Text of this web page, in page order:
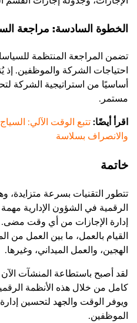
الخطوة السادسة: مراجعة
تضمن المراجعة المنتظمة
احتياجات الشركة والموظفين.
أساسيًا من استراتيجية الشركة
مستمر​.
اقرأ أيضًا:تتبع الوقت الآلي:
والانصراف بسلاسة
خاتمة
تتطور التقنيات بسرعة متزايدة،
الرقمية في الشؤون الإدارية
إدارة الإجازات من أي وقت
القيام بالعمل، ما بين العمل من
الهجين، والعمل الميداني، وغيرها.
لقد أصبح باستطاعة المنشآت
كامل من خلال هذه الأنظمة
ويوفر الوقت والجهد لتحسين
الموظفين.